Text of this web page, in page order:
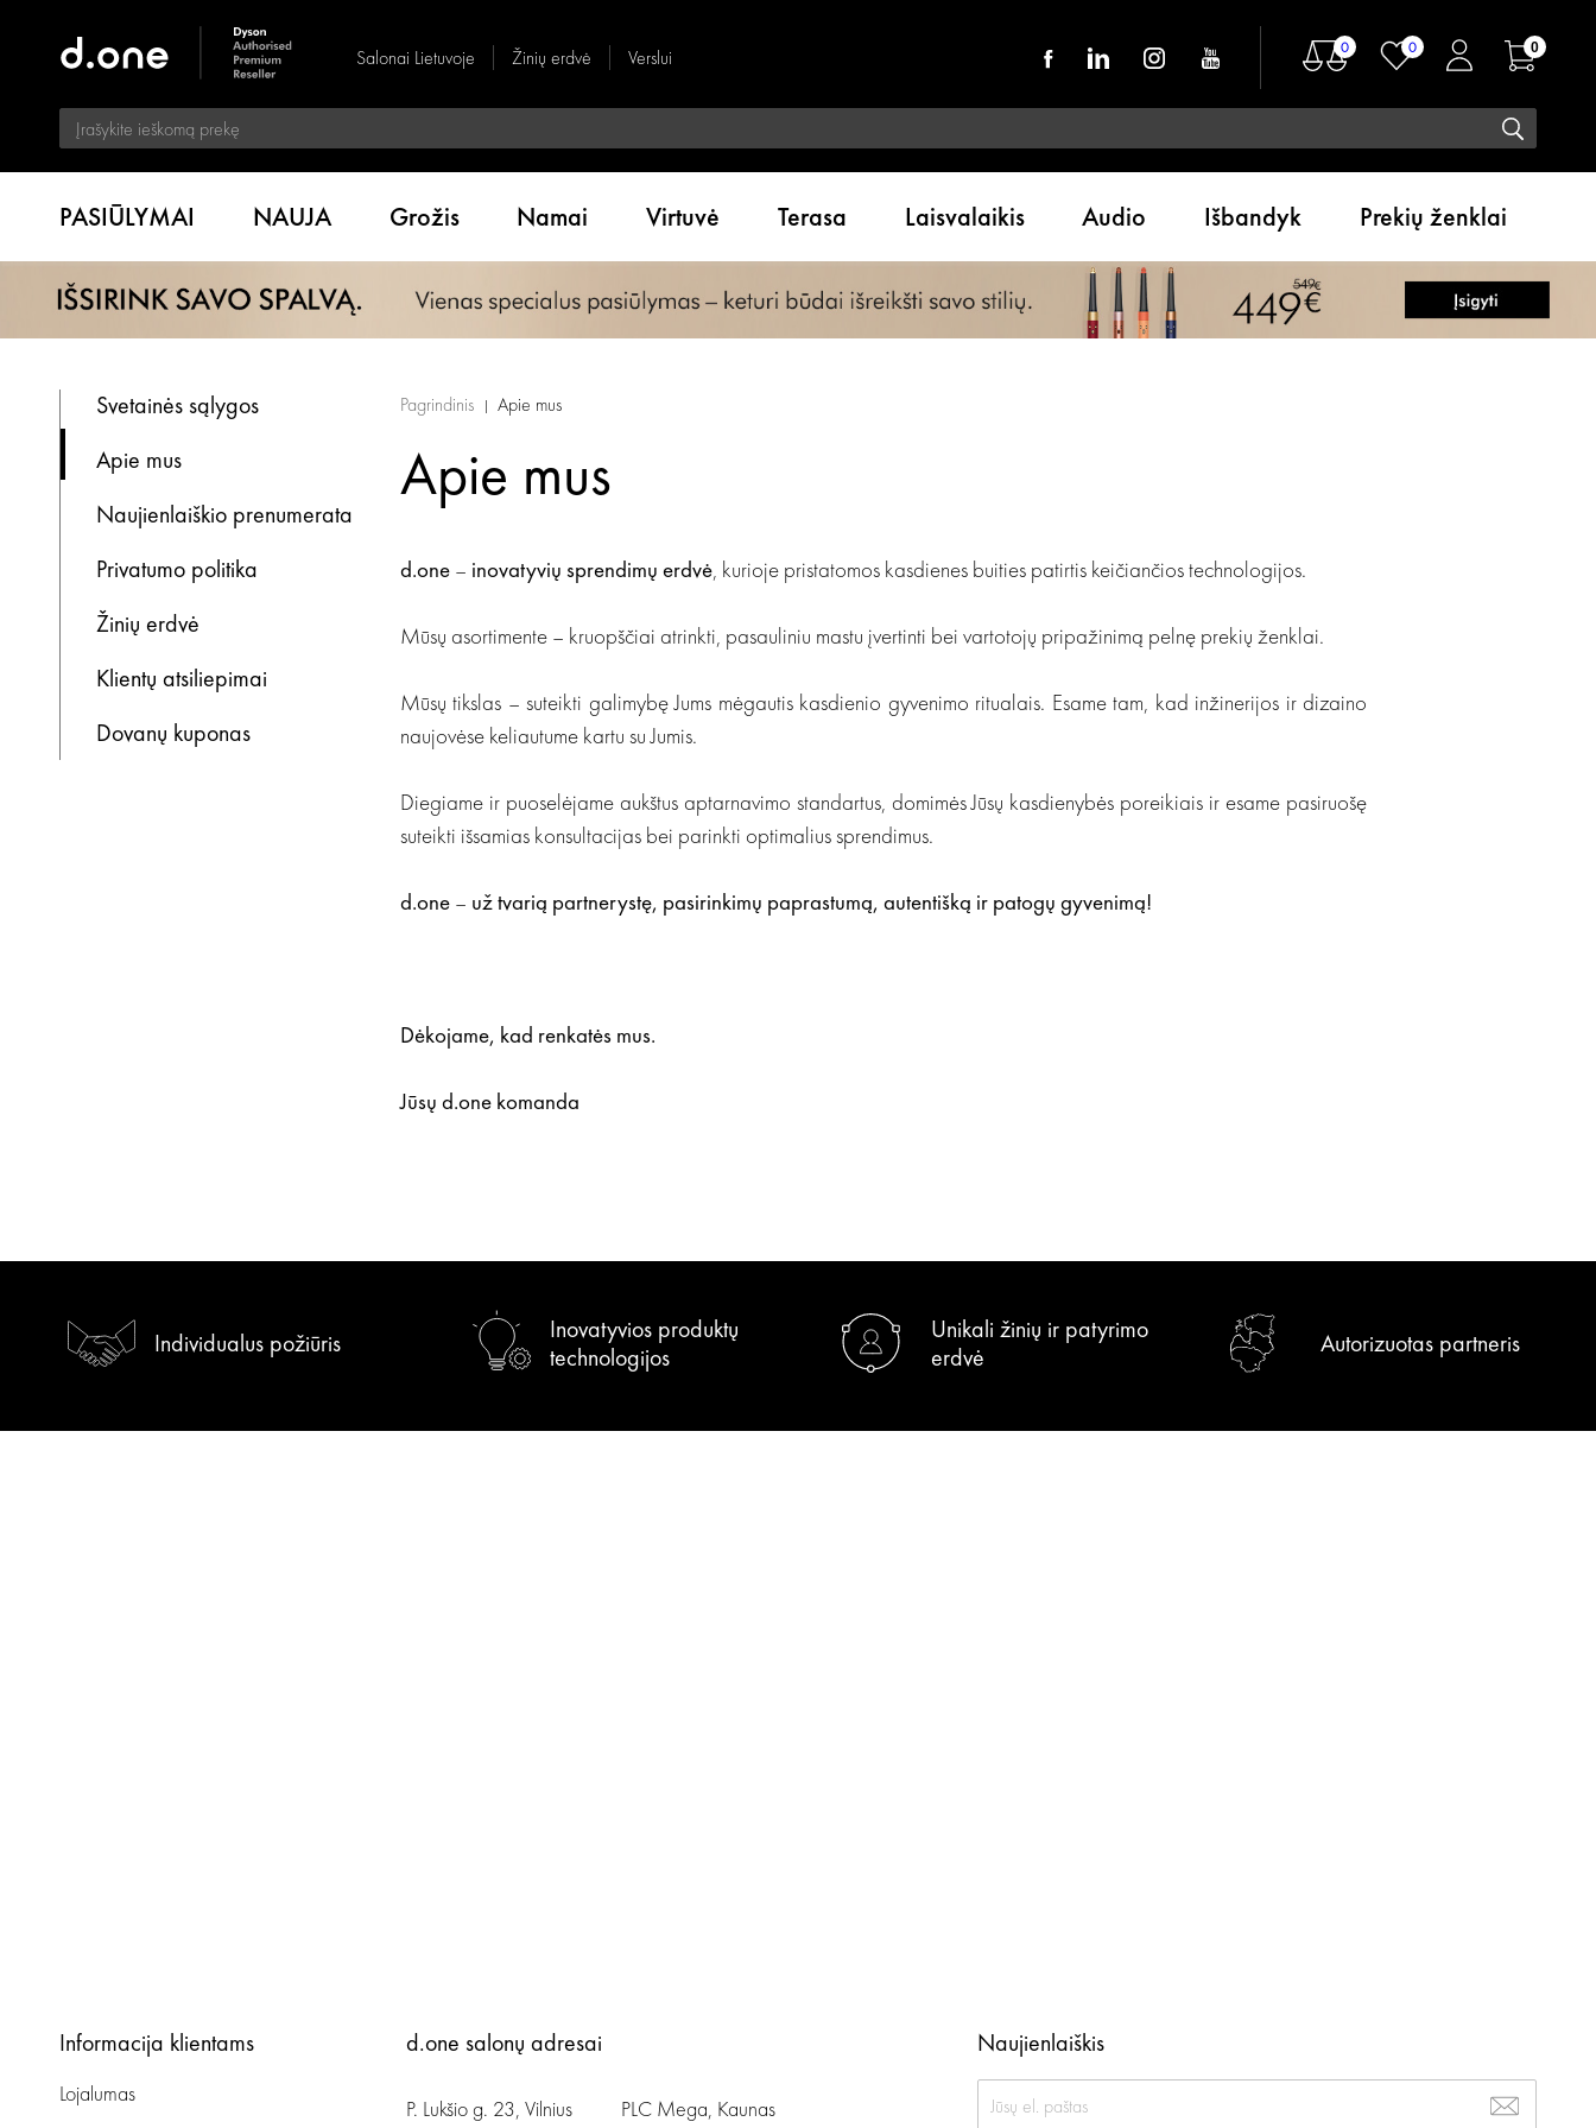
Salonai Lietuvoje Žinių erdvė Verslui 0 0 0
PASIŪLYMAI NAUJA Grožis Namai Virtuvė Terasa Laisvalaikis Audio Išbandyk Prekių ženklai
Svetainės sąlygos
Apie mus
Naujienlaiškio prenumerata
Privatumo politika
Žinių erdvė
Klientų atsiliepimai
Dovanų kuponas
Pagrindinis Apie mus
Apie mus
d.one – inovatyvių sprendimų erdvė, kurioje pristatomos kasdienes buities patirtis keičiančios technologijos.
Mūsų asortimente – kruopščiai atrinkti, pasauliniu mastu įvertinti bei vartotojų pripažinimą pelnę prekių ženklai.
Mūsų tikslas – suteikti galimybę Jums mėgautis kasdienio gyvenimo ritualais. Esame tam, kad inžinerijos ir dizaino
naujovėse keliautume kartu su Jumis.
Diegiame ir puoselėjame aukštus aptarnavimo standartus, domimės Jūsų kasdienybės poreikiais ir esame pasiruošę
suteikti išsamias konsultacijas bei parinkti optimalius sprendimus.
d.one – už tvarią partnerystę, pasirinkimų paprastumą, autentišką ir patogų gyvenimą!
Dėkojame, kad renkatės mus.
Jūsų d.one komanda
Individualus požiūris
Inovatyvios produktų
technologijos
Unikali žinių ir patyrimo
erdvė
Autorizuotas partneris
Informacija klientams
Lojalumas
d.one salonų adresai
P. Lukšio g. 23, Vilnius
PLC Mega, Kaunas
Naujienlaiškis